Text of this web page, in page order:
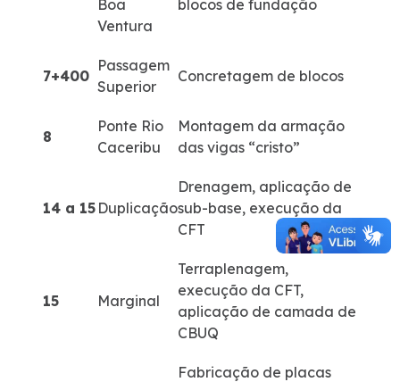
Boa
Ventura
blocos de fundação
7+400
Passagem
Superior
Concretagem de blocos
8
Ponte Rio
Caceribu
Montagem da armação
das vigas “cristo”
14 a 15 Duplicação
Drenagem, aplicação de
sub-base, execução da
CFT
15 Marginal
Terraplenagem,
execução da CFT,
aplicação de camada de
CBUQ
Fabricação de placas